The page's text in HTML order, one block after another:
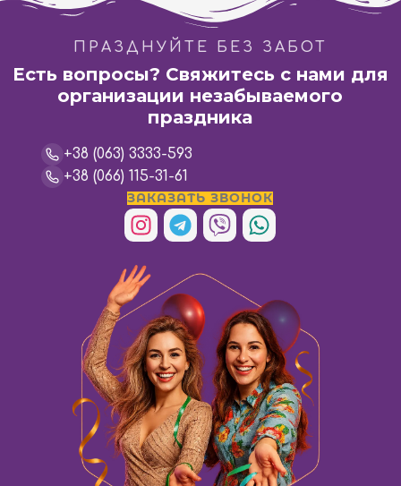
ПРАЗДНУЙТЕ БЕЗ ЗАБОТ
Есть вопросы? Свяжитесь с нами для
организации незабываемого
праздника
+38 (063) 3333-593
+38 (066) 115-31-61
ЗАКАЗАТЬ ЗВОНОК